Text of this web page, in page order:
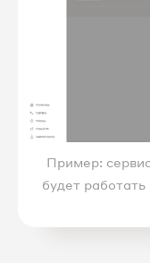
Пример:
будет работать